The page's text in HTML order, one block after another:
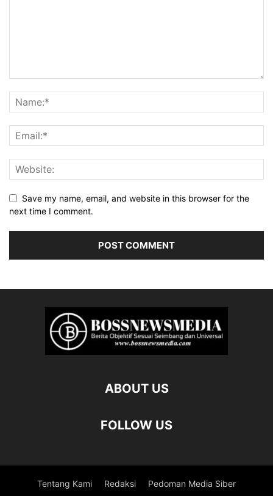
Save my name, email, and website in this browser for the
next time I comment.
ABOUT US
FOLLOW US
Tentang Kami Redaksi Pedoman Media Siber